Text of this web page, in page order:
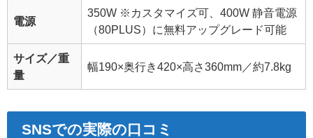
電源
350W ※カスタマイズ可、400W 静音電源
（80PLUS）に無料アップグレード可能
サイズ／重
量
幅190×奥行き420×高さ360mm／約7.8kg
SNSでの実際の口コミ